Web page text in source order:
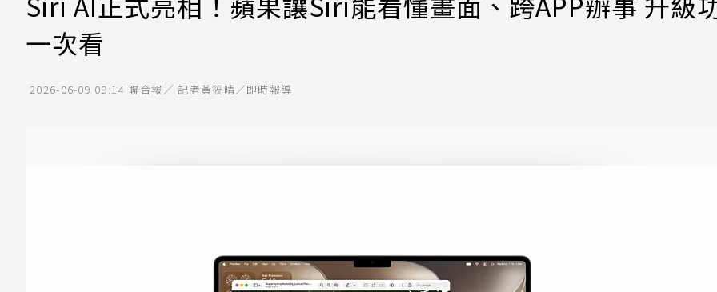
一次看
2026-06-09 09:14 聯合報／ 記者黃筱晴／即時報導